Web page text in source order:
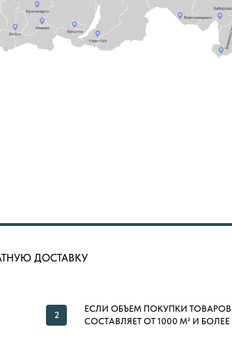
2
ДОСТАВКУ
ЕСЛИ ОБЪЕМ ПОКУПКИ ТОВАРОВ
СОСТАВЛЯЕТ ОТ 1000 М² И БОЛЕЕ